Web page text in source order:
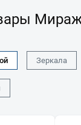
Зеркала